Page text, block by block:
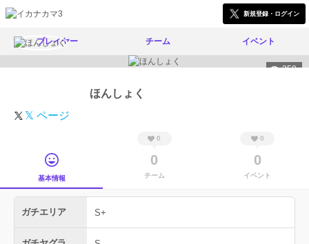
新規登録・ログイン
プレイヤー チーム イベント
350
ほんしょく
𝕏 ページ
基本情報
0
0
チーム
0
0
イベント
ガチエリア S+